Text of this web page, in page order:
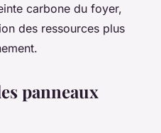
carbone du foyer,
des ressources plus
panneaux